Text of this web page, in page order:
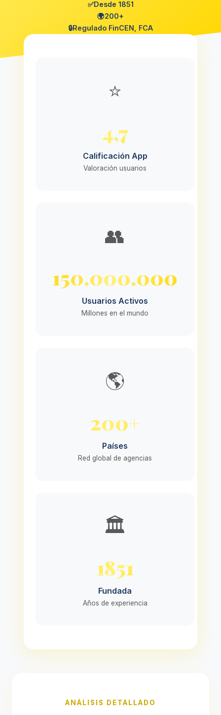
✅Desde 1851
🌍200+
🔒Regulado FinCEN, FCA
⭐
4,7
Calificación App
Valoración usuarios
👥
150.000.000
Usuarios Activos
Millones en el mundo
🌎
200+
Países
Red global de agencias
🏛️
1851
Fundada
Años de experiencia
ANÁLISIS DETALLADO